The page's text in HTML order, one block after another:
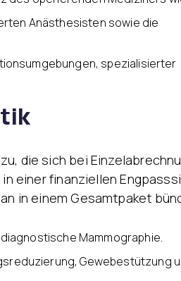
Anästhesisten sowie die
spezialisierter
die sich bei
einer finanziellen
in einem Gesamtpaket
Mammographie.
Gewebestützung